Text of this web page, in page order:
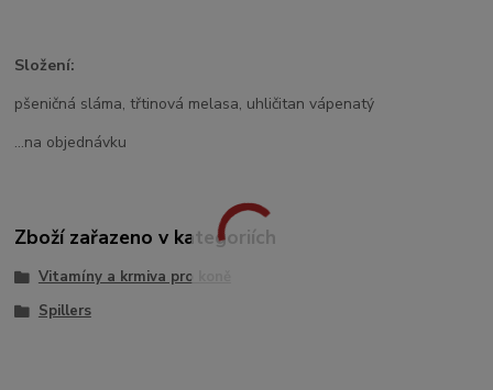
Složení:
pšeničná sláma, třtinová melasa, uhličitan vápenatý
...na objednávku
Zboží zařazeno v kategoriích
Vitamíny a krmiva pro koně
Spillers